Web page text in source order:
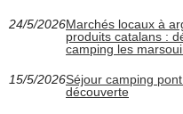
24/5/2026Marchés locaux à
produits catalans :
camping les
15/5/2026Séjour camping
découverte